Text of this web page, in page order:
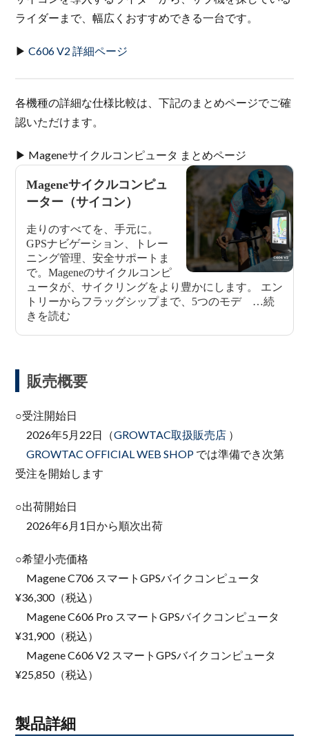
ライダーまで、幅広くおすすめできる一台です。
▶ C606 V2 詳細ページ
各機種の詳細な仕様比較は、下記のまとめページでご確
認いただけます。
▶ Mageneサイクルコンピュータ まとめページ
販売概要
○受注開始日
2026年5月22日（GROWTAC取扱販売店 ）
GROWTAC OFFICIAL WEB SHOP では準備でき次第
受注を開始します
○出荷開始日
2026年6月1日から順次出荷
○希望小売価格
Magene C706 スマートGPSバイクコンピュータ
¥36,300（税込）
Magene C606 Pro スマートGPSバイクコンピュータ
¥31,900（税込）
Magene C606 V2 スマートGPSバイクコンピュータ
¥25,850（税込）
製品詳細